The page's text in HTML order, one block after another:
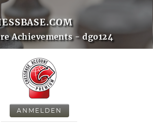
Achievements - dgo124
ANMELDEN